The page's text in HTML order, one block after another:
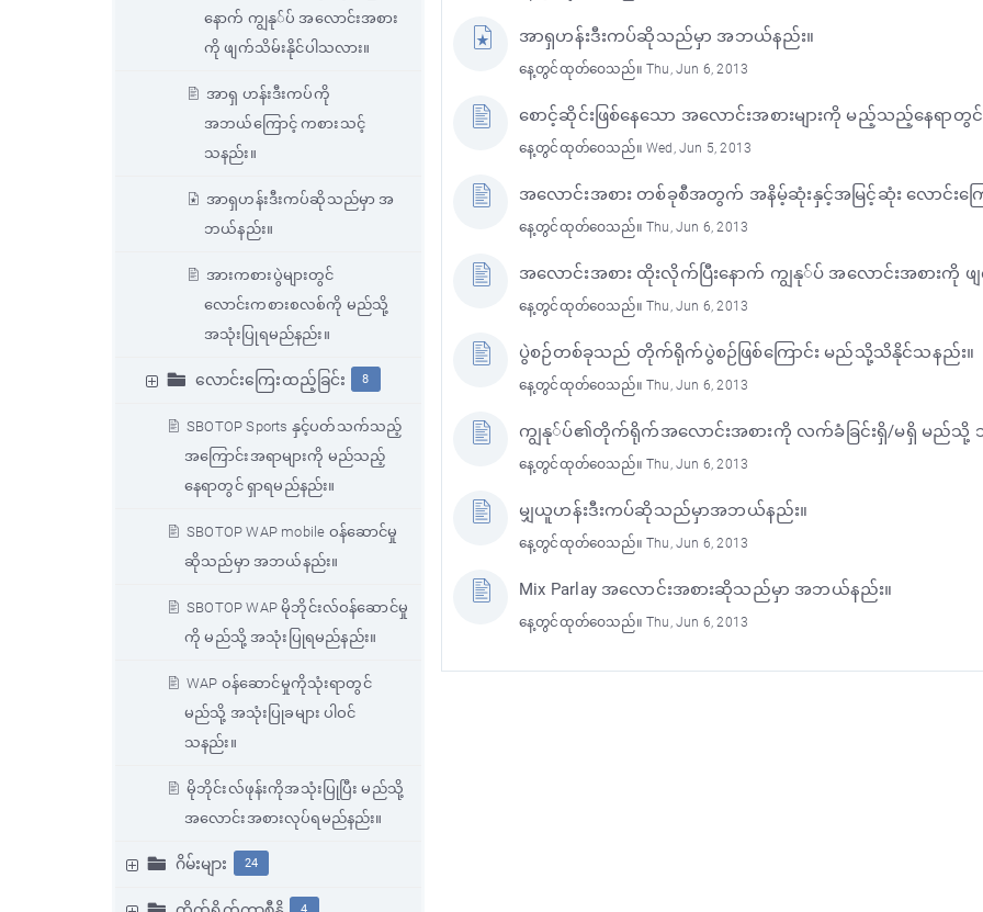
နောက် ကျွနု်ပ် အလောင်းအစား
ကို ဖျက်သိမ်းနိုင်ပါသလား။
အာရှ ဟန်းဒီးကပ်ကို
အဘယ်ကြောင့် ကစားသင့်
သနည်း။
အာရှဟန်းဒီးကပ်ဆိုသည်မှာ အ
ဘယ်နည်း။
အားကစားပွဲများတွင်
လောင်းကစားစလစ်ကို မည်သို့
အသုံးပြုရမည်နည်း။
လောင်းကြေးထည့်ခြင်း 8
SBOTOP Sports နှင့်ပတ်သက်သည့်
အကြောင်းအရာများကို မည်သည့်
နေရာတွင် ရှာရမည်နည်း။
SBOTOP WAP mobile ဝန်ဆောင်မှု
ဆိုသည်မှာ အဘယ်နည်း။
SBOTOP WAP မိုဘိုင်းလ်ဝန်ဆောင်မှု
ကို မည်သို့ အသုံးပြုရမည်နည်း။
WAP ဝန်ဆောင်မှုကိုသုံးရာတွင်
မည်သို့ အသုံးပြုခများ ပါဝင်
သနည်း။
မိုဘိုင်းလ်ဖုန်းကိုအသုံးပြုပြီး မည်သို့
အလောင်းအစားလုပ်ရမည်နည်း။
ဂိမ်းများ 24
အာရှဟန်းဒီးကပ်ဆိုသည်မှာ အဘယ်နည်း။
နေ့တွင်ထုတ်ဝေသည်။ Thu, Jun 6, 2013
စောင့်ဆိုင်းဖြစ်နေသော အလောင်းအစားများကို မည့်သည့်နေရာ
နေ့တွင်ထုတ်ဝေသည်။ Wed, Jun 5, 2013
အလောင်းအစား တစ်ခုစီအတွက် အနိမ့်ဆုံးနှင့်အမြင့်ဆုံး လောင်း
နေ့တွင်ထုတ်ဝေသည်။ Thu, Jun 6, 2013
အလောင်းအစား ထိုးလိုက်ပြီးနောက် ကျွနု်ပ် အလောင်းအစားကို ဖ
နေ့တွင်ထုတ်ဝေသည်။ Thu, Jun 6, 2013
ပွဲစဉ်တစ်ခုသည် တိုက်ရိုက်ပွဲစဉ်ဖြစ်ကြောင်း မည်သို့သိနိုင်သနည်း။
နေ့တွင်ထုတ်ဝေသည်။ Thu, Jun 6, 2013
ကျွနု်ပ်၏တိုက်ရိုက်အလောင်းအစားကို လက်ခံခြင်းရှိ/မရှိ မည်သို့
နေ့တွင်ထုတ်ဝေသည်။ Thu, Jun 6, 2013
မျှယူဟန်းဒီးကပ်ဆိုသည်မှာအဘယ်နည်း။
နေ့တွင်ထုတ်ဝေသည်။ Thu, Jun 6, 2013
Mix Parlay အလောင်းအစားဆိုသည်မှာ အဘယ်နည်း။
နေ့တွင်ထုတ်ဝေသည်။ Thu, Jun 6, 2013